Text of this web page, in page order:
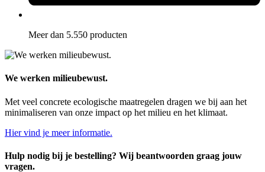
Meer dan 5.550 producten
We werken milieubewust.
Met veel concrete ecologische maatregelen dragen we bij aan het
minimaliseren van onze impact op het milieu en het klimaat.
Hier vind je meer informatie.
Hulp nodig bij je bestelling? Wij beantwoorden graag jouw
vragen.